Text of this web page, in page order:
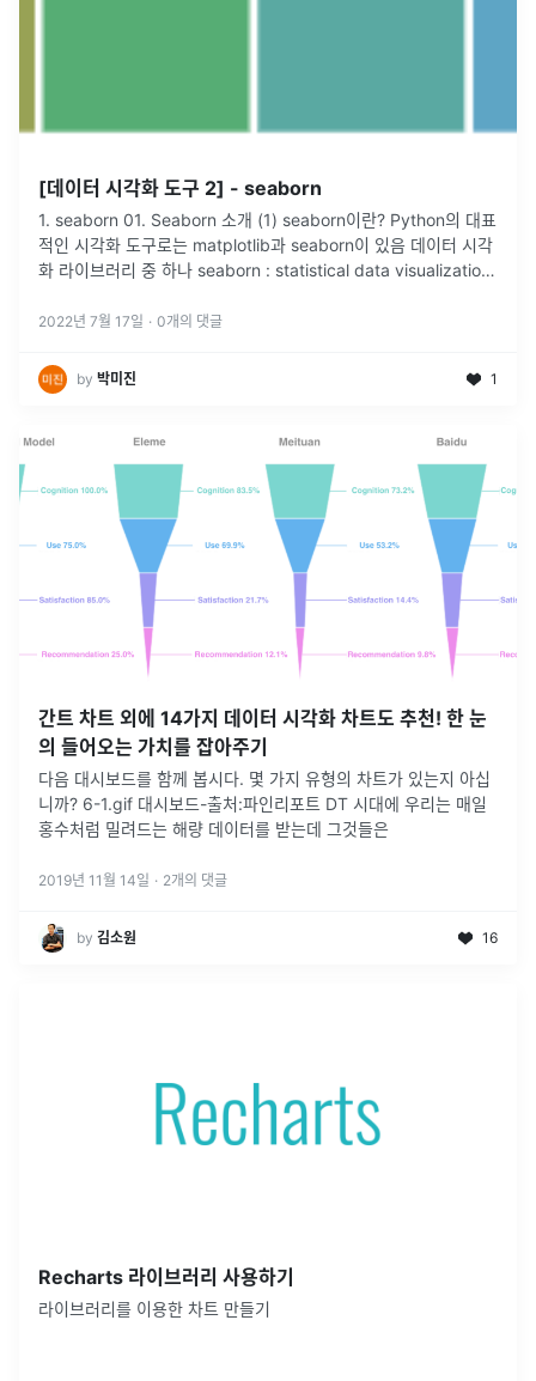
[데이터 시각화 도구 2] - seaborn
1. seaborn 01. Seaborn 소개 (1) seaborn이란? Python의 대표
적인 시각화 도구로는 matplotlib과 seaborn이 있음 데이터 시각
화 라이브러리 중 하나 seaborn : statistical data visualization
2022년 7월 17일 · 0개의 댓글
by 박미진 1
간트 차트 외에 14가지 데이터 시각화 차트도 추천! 한 눈
의 들어오는 가치를 잡아주기
다음 대시보드를 함께 봅시다. 몇 가지 유형의 차트가 있는지 아십
니까? 6-1.gif 대시보드-출처:파인리포트 DT 시대에 우리는 매일
홍수처럼 밀려드는 해량 데이터를 받는데 그것들은
2019년 11월 14일 · 2개의 댓글
by 김소원 16
Recharts 라이브러리 사용하기
라이브러리를 이용한 차트 만들기